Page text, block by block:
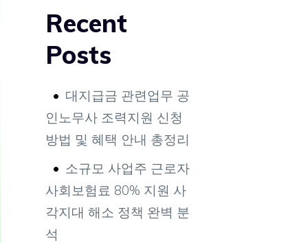
Recent
Posts
대지급금 관련업무 공
인노무사 조력지원 신청
방법 및 혜택 안내 총정리
소규모 사업주 근로자
사회보험료 80% 지원 사
각지대 해소 정책 완벽 분
석